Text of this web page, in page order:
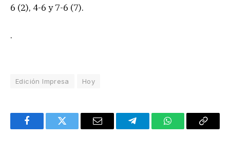
6 (2), 4-6 y 7-6 (7).
.
Edición Impresa Hoy
FacebookTwitter Email TelegramWhatsAppCopy